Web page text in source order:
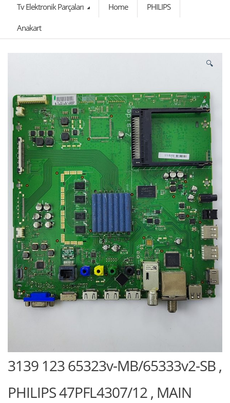
Tv Elektronik Parçaları
Home PHILIPS
Anakart
🔍
3139 123 65323v-MB/65333v2-SB ,
PHILIPS 47PFL4307/12 , MAIN